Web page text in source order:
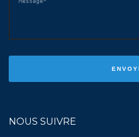
NOUS SUIVRE